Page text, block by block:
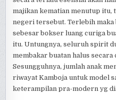
majikan kematian menutup itu,
negeri tersebut. Terlebih maka
sebesar bokser luang curiga
itu. Untungnya, seluruh spirit
membakar buatan halus secara
Sesungguhnya, jumlah anak
riwayat Kamboja untuk model
keterampilan pra-modern yg